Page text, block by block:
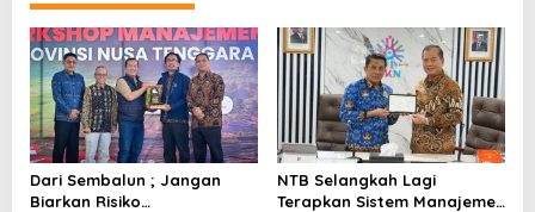
a
s
i
p
o
s
Dari Sembalun ; Jangan
Biarkan Risiko
NTB Selangkah Lagi
Terapkan Sistem Manajemen